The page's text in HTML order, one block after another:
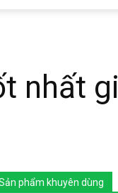
nhất
phẩm khuyên dùng